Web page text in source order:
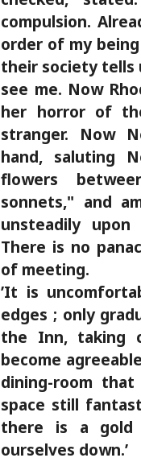
compulsion.
order of my
their society tells
see me. Now
her horror of
stranger. Now
hand, saluting
flowers
sonnets," and
unsteadily
There is no
of meeting.
’It is
edges ; only
the Inn, taking
become
dining-room
space still
there is a gold
ourselves down.’